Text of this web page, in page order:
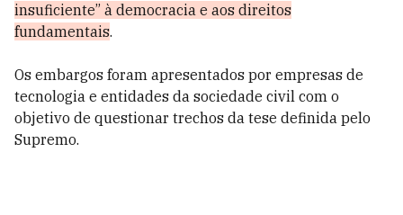
insuficiente” à democracia e aos direitos
fundamentais.
Os embargos foram apresentados por empresas de
tecnologia e entidades da sociedade civil com o
objetivo de questionar trechos da tese definida pelo
Supremo.